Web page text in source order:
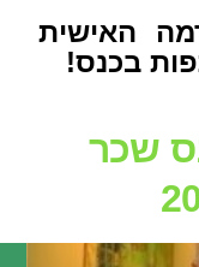
האישית
בכנס!
שכר